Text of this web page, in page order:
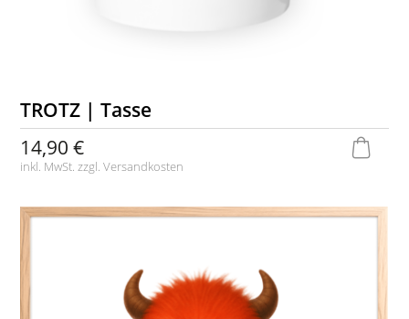
TROTZ | Tasse
14,90 €
inkl. MwSt. zzgl.Versandkosten